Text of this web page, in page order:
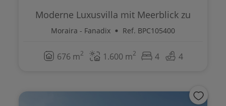
Moderne Luxusvilla mit Meerblick zu
verk...
Moraira - Fanadix Ref. BPC105400
676 m2 1.600 m2 4 4